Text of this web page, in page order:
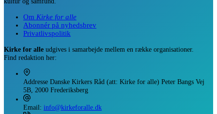
Om Kirke for alle
Abonnér på nyhedsbrev
Privatlivspolitik
Kirke for alle udgives i samarbejde mellem en række organisationer.
Find redaktion her:
Addresse Danske Kirkers Råd (att: Kirke for alle) Peter Bangs Vej
5B, 2000 Frederiksberg
Email: info@kirkeforalle.dk